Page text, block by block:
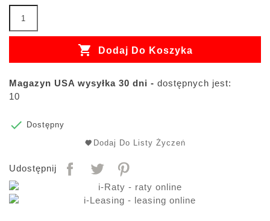
 Dodaj Do Koszyka
Magazyn USA wysyłka 30 dni - dostępnych jest:
10

Dostępny
Dodaj Do Listy Życzeń
Udostępnij